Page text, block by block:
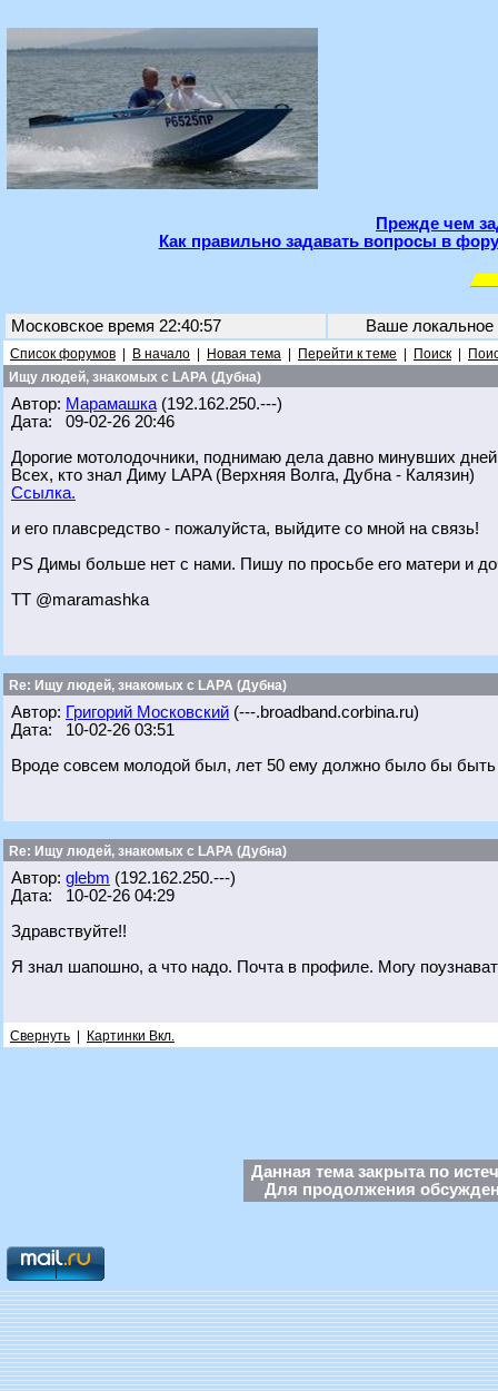
Прежде чем
Как правильно задавать вопросы в
Московское время 22:40:57 Ваше
Список форумов В начало Новая тема Перейти к теме Поиск
Ищу людей, знакомых с LAPA (Дубна)
Автор: Марамашка (192.162.250.---)
Дата: 09-02-26 20:46
Дорогие мотолодочники, поднимаю дела давно минувших
Всех, кто знал Диму LAPA (Верхняя Волга, Дубна - Калязин)
Ссылка.
и его плавсредство - пожалуйста, выйдите со мной на связь!
PS Димы больше нет с нами. Пишу по просьбе его матери и
ТТ @maramashka
Re: Ищу людей, знакомых с LAPA (Дубна)
Автор: Григорий Московский (---.broadband.corbina.ru)
Дата: 10-02-26 03:51
Вроде совсем молодой был, лет 50 ему должно было бы быть
Re: Ищу людей, знакомых с LAPA (Дубна)
Автор: glebm (192.162.250.---)
Дата: 10-02-26 04:29
Здравствуйте!!
Я знал шапошно, а что надо. Почта в профиле. Могу
Свернуть Картинки Вкл.
Данная тема закрыта по
Для продолжения